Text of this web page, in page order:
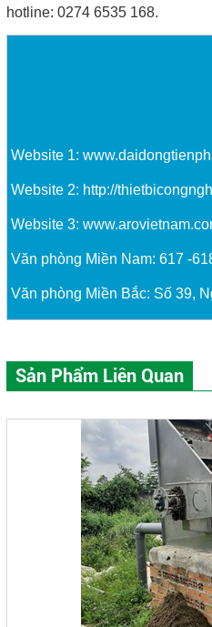
hotline: 0274 6535 168.
Website 1:
Website 2: http://
Website 3:
Văn phòng Miền Nam: 617 -
Văn phòng Miền Bắc: Số 39,
Sản Phẩm Liên Quan